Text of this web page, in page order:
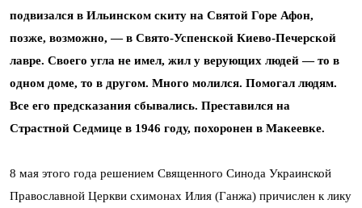
подвизался в Ильинском скиту на Святой Горе Афон,
позже, возможно, — в Свято-Успенской Киево-Печерской
лавре. Своего угла не имел, жил у верующих людей — то в
одном доме, то в другом. Много молился. Помогал людям.
Все его предсказания сбывались. Преставился на
Страстной Седмице в 1946 году, похоронен в Макеевке.
8 мая этого года решением Священного Синода Украинской
Православной Церкви схимонах Илия (Ганжа) причислен к лику